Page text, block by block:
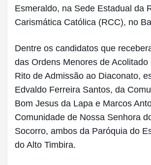
Esmeraldo, na Sede Estadual da
Carismática Católica (RCC), no
Dentre os candidatos que
das Ordens Menores de
Rito de Admissão ao Diaconato,
Edvaldo Ferreira Santos, da
Bom Jesus da Lapa e Marcos
Comunidade de Nossa Senhora
Socorro, ambos da Paróquia do
do Alto Timbira.